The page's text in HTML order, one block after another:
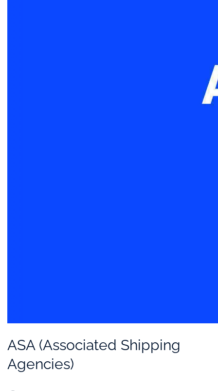
ASA (Associated Shipping
Agencies)